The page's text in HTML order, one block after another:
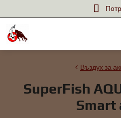
Въздух за
SuperFish
Smart